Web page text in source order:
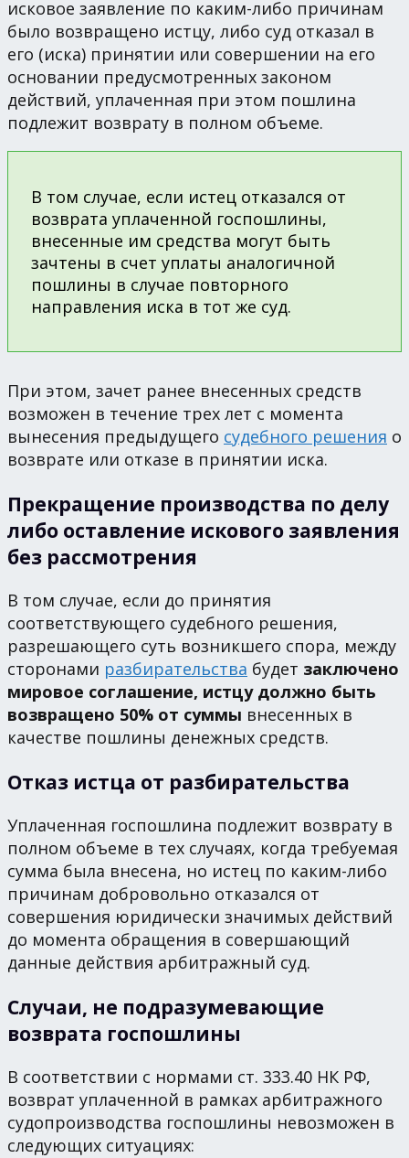
исковое заявление по каким-либо причинам
было возвращено истцу, либо суд отказал в
его (иска) принятии или совершении на его
основании предусмотренных законом
действий, уплаченная при этом пошлина
подлежит возврату в полном объеме.
В том случае, если истец отказался от
возврата уплаченной госпошлины,
внесенные им средства могут быть
зачтены в счет уплаты аналогичной
пошлины в случае повторного
направления иска в тот же суд.
При этом, зачет ранее внесенных средств
возможен в течение трех лет с момента
вынесения предыдущего судебного решения о
возврате или отказе в принятии иска.
Прекращение производства по делу
либо оставление искового заявления
без рассмотрения
В том случае, если до принятия
соответствующего судебного решения,
разрешающего суть возникшего спора, между
сторонами разбирательства будет заключено
мировое соглашение, истцу должно быть
возвращено 50% от суммы внесенных в
качестве пошлины денежных средств.
Отказ истца от разбирательства
Уплаченная госпошлина подлежит возврату в
полном объеме в тех случаях, когда требуемая
сумма была внесена, но истец по каким-либо
причинам добровольно отказался от
совершения юридически значимых действий
до момента обращения в совершающий
данные действия арбитражный суд.
Случаи, не подразумевающие
возврата госпошлины
В соответствии с нормами ст. 333.40 НК РФ,
возврат уплаченной в рамках арбитражного
судопроизводства госпошлины невозможен в
следующих ситуациях: